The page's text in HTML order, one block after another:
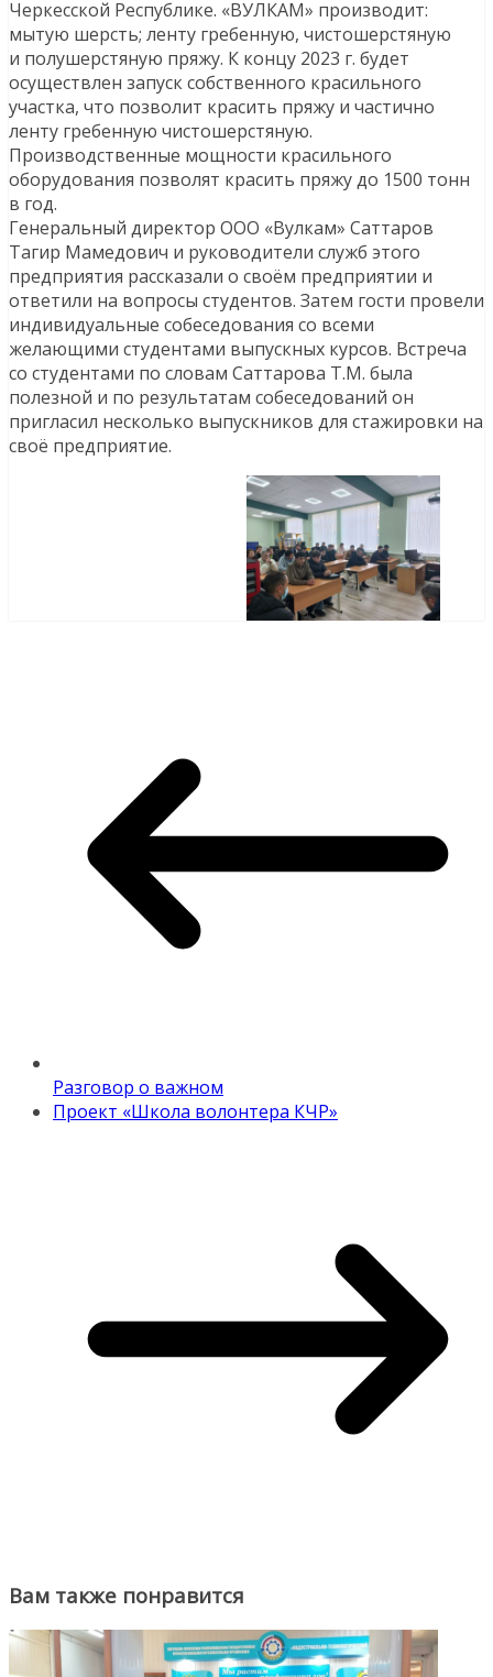
Черкесской Республике. «ВУЛКАМ» производит:
мытую шерсть; ленту гребенную, чистошерстяную
и полушерстяную пряжу. К концу 2023 г. будет
осуществлен запуск собственного красильного
участка, что позволит красить пряжу и частично
ленту гребенную чистошерстяную.
Производственные мощности красильного
оборудования позволят красить пряжу до 1500 тонн
в год.
Генеральный директор ООО «Вулкам» Саттаров
Тагир Мамедович и руководители служб этого
предприятия рассказали о своём предприятии и
ответили на вопросы студентов. Затем гости провели
индивидуальные собеседования со всеми
желающими студентами выпускных курсов. Встреча
со студентами по словам Саттарова Т.М. была
полезной и по результатам собеседований он
пригласил несколько выпускников для стажировки на
своё предприятие.
Разговор о важном
Проект «Школа волонтера КЧР»
Вам также понравится